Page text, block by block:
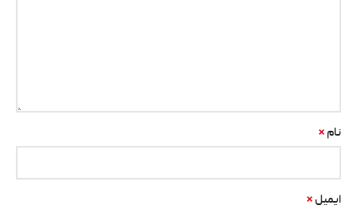
نام *
ایمیل *